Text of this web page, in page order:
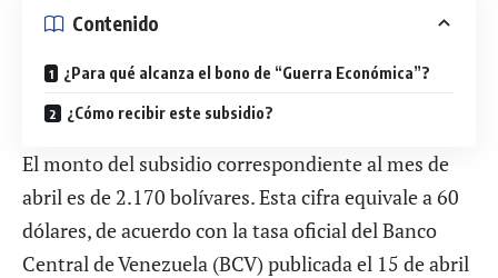
Contenido
¿Para qué alcanza el bono de “Guerra Económica”?
¿Cómo recibir este subsidio?
El monto del subsidio correspondiente al mes de
abril es de 2.170 bolívares. Esta cifra equivale a 60
dólares, de acuerdo con la tasa oficial del Banco
Central de Venezuela (BCV) publicada el 15 de abril